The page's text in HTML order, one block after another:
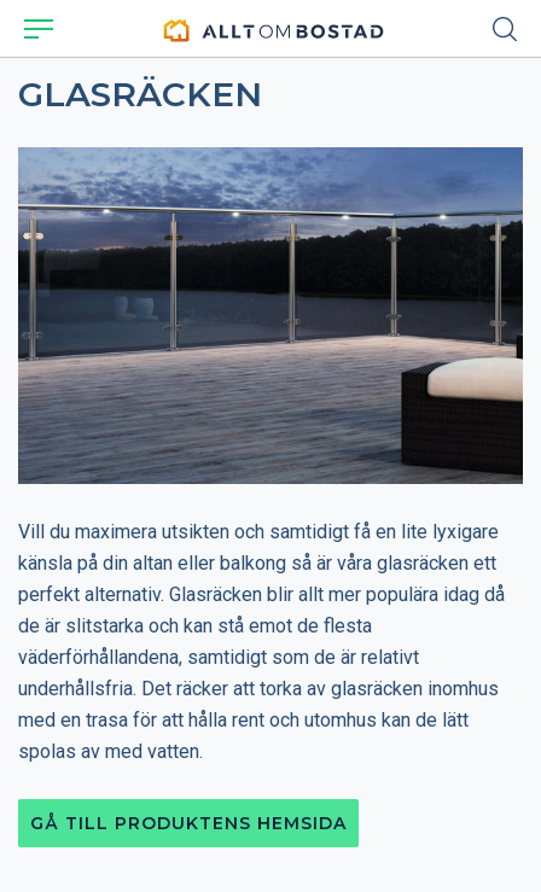
GLASRÄCKEN
Vill du maximera utsikten och samtidigt få en lite lyxigare
känsla på din altan eller balkong så är våra glasräcken ett
perfekt alternativ. Glasräcken blir allt mer populära idag då
de är slitstarka och kan stå emot de flesta
väderförhållandena, samtidigt som de är relativt
underhållsfria. Det räcker att torka av glasräcken inomhus
med en trasa för att hålla rent och utomhus kan de lätt
spolas av med vatten.
GÅ TILL PRODUKTENS HEMSIDA